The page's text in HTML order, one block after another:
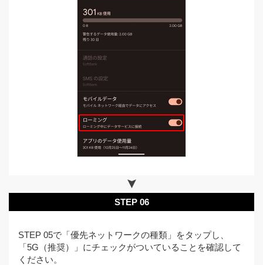
STEP 06
STEP 05で「優先ネットワークの種類」をタップし、
「5G（推奨）」にチェックがついていることを確認して
ください。